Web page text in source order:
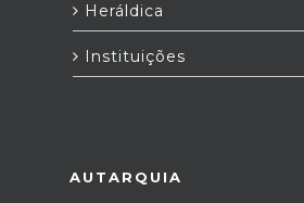
Heráldica
Instituições
AUTARQUIA